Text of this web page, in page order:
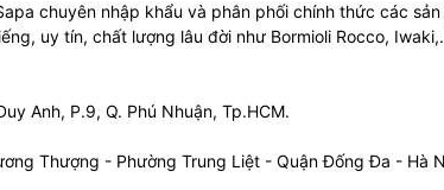
chuyên nhập khẩu và phân phối chính thức các
uy tín, chất lượng lâu đời như Bormioli Rocco,
Anh, P.9, Q. Phú Nhuận, Tp.HCM.
Thượng - Phường Trung Liệt - Quận Đống Đa - Hà